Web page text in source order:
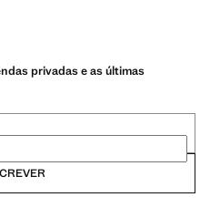
privadas e as últimas